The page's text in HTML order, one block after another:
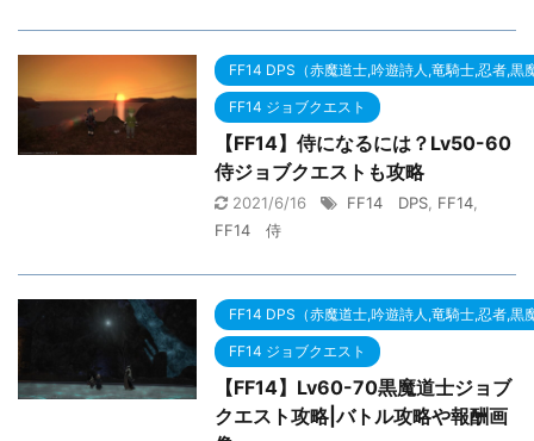
FF14 DPS（赤魔道士,吟遊詩人,竜騎士,忍者,
FF14 ジョブクエスト
【FF14】侍になるには？Lv50-60
侍ジョブクエストも攻略
2021/6/16 FF14 DPS FF14
FF14 侍
FF14 DPS（赤魔道士,吟遊詩人,竜騎士,忍者,
FF14 ジョブクエスト
【FF14】Lv60-70黒魔道士ジョブ
クエスト攻略|バトル攻略や報酬画